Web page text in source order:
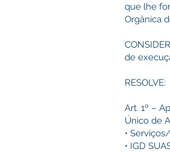
que lhe
Orgânica
de
RESOLVE:
Art. 1º –
Único de
•
• IGD